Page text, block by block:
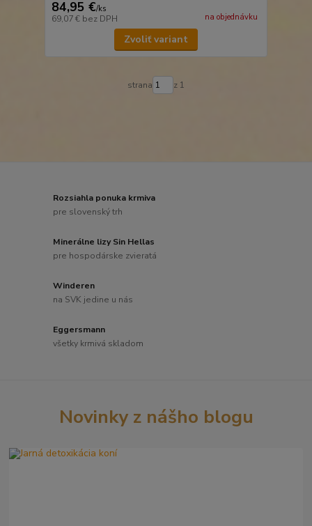
84,95 €/ks
69,07 € bez DPH na objednávku
Zvoliť variant
strana z 1
Rozsiahla ponuka krmiva
pre slovenský trh
Minerálne lizy Sin Hellas
pre hospodárske zvieratá
Winderen
na SVK jedine u nás
Eggersmann
všetky krmivá skladom
Novinky z nášho blogu